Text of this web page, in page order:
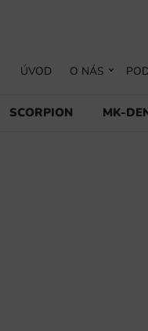
SCORPION MK-
ÚVOD O NÁS